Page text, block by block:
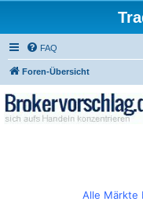
FAQ
Foren-Übersicht
Alle Märkte